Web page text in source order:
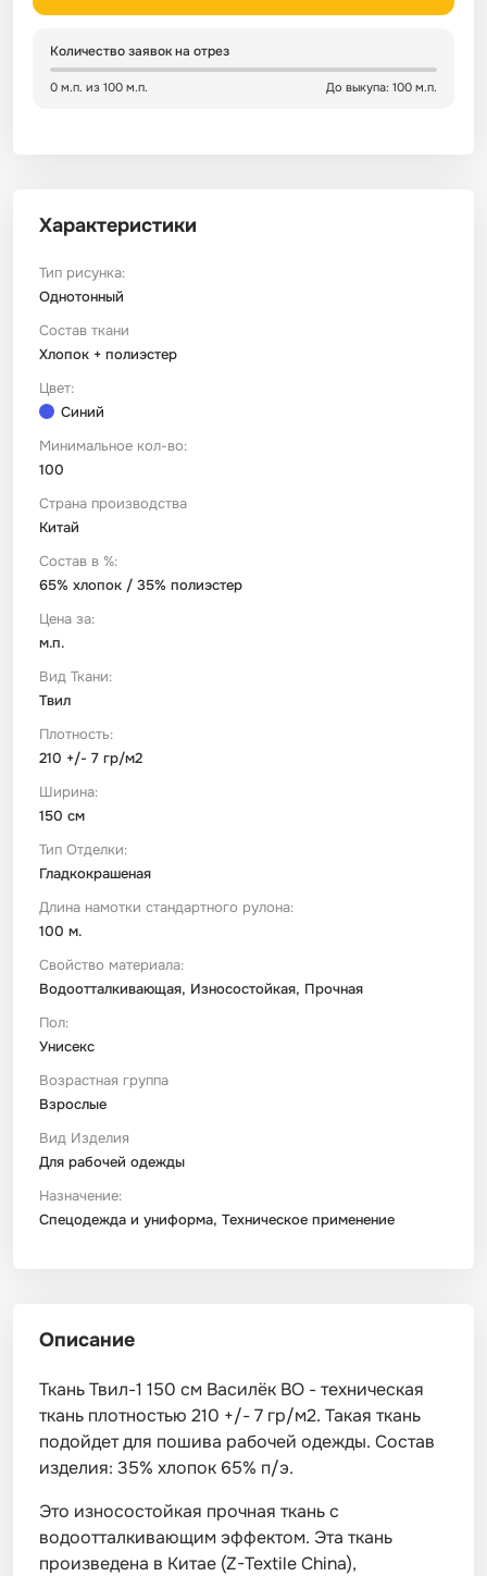
Количество заявок на отрез
0 м.п. из 100 м.п. До выкупа: 100 м.п.
Характеристики
Тип рисунка:
Однотонный
Состав ткани
Хлопок + полиэстер
Цвет:
Синий
Минимальное кол-во:
100
Страна производства
Китай
Состав в %:
65% хлопок / 35% полиэстер
Цена за:
м.п.
Вид Ткани:
Твил
Плотность:
210 +/- 7 гр/м2
Ширина:
150 см
Тип Отделки:
Гладкокрашеная
Длина намотки стандартного рулона:
100 м.
Свойство материала:
Водоотталкивающая, Износостойкая, Прочная
Пол:
Унисекс
Возрастная группа
Взрослые
Вид Изделия
Для рабочей одежды
Назначение:
Спецодежда и униформа, Техническое применение
Описание
Ткань Твил-1 150 см Василёк ВО - техническая
ткань плотностью 210 +/- 7 гр/м2. Такая ткань
подойдет для пошива рабочей одежды. Состав
изделия: 35% хлопок 65% п/э.
Это износостойкая прочная ткань с
водоотталкивающим эффектом. Эта ткань
произведена в Китае (Z-Textile China),
Сатин
Сатин Страйп
Сатин Твил
Сетка
Ситец
ТиСи Твил
Трикотаж
Тюль
Фланель
Штапель
Зеленый
Детский
Город / архитектура
Морская тема
Космос
Техника / транспорт